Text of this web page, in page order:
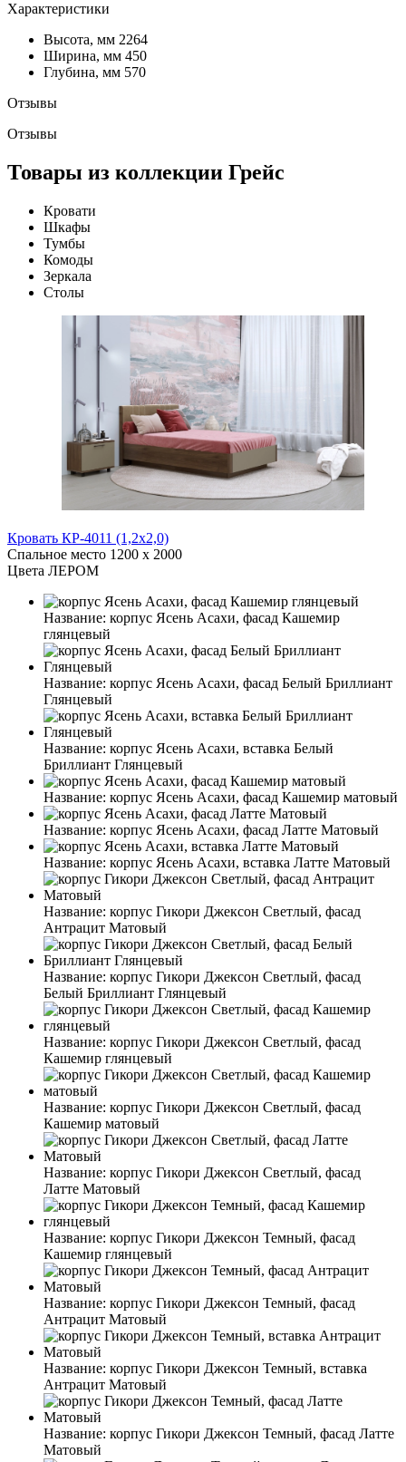
Характеристики
Высота, мм 2264
Ширина, мм 450
Глубина, мм 570
Отзывы
Отзывы
Товары из коллекции Грейс
Кровати
Шкафы
Тумбы
Комоды
Зеркала
Столы
Кровать КР-4011 (1,2x2,0)
Спальное место 1200 x 2000
Цвета ЛЕРОМ
Название: корпус Ясень Асахи, фасад Кашемир
глянцевый
Название: корпус Ясень Асахи, фасад Белый Бриллиант
Глянцевый
Название: корпус Ясень Асахи, вставка Белый
Бриллиант Глянцевый
Название: корпус Ясень Асахи, фасад Кашемир матовый
Название: корпус Ясень Асахи, фасад Латте Матовый
Название: корпус Ясень Асахи, вставка Латте Матовый
Название: корпус Гикори Джексон Светлый, фасад
Антрацит Матовый
Название: корпус Гикори Джексон Светлый, фасад
Белый Бриллиант Глянцевый
Название: корпус Гикори Джексон Светлый, фасад
Кашемир глянцевый
Название: корпус Гикори Джексон Светлый, фасад
Кашемир матовый
Название: корпус Гикори Джексон Светлый, фасад
Латте Матовый
Название: корпус Гикори Джексон Темный, фасад
Кашемир глянцевый
Название: корпус Гикори Джексон Темный, фасад
Антрацит Матовый
Название: корпус Гикори Джексон Темный, вставка
Антрацит Матовый
Название: корпус Гикори Джексон Темный, фасад Латте
Матовый